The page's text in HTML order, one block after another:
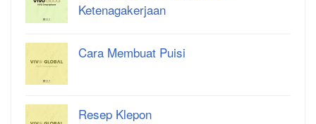
Ketenagakerjaan
Cara Membuat Puisi
Resep Klepon